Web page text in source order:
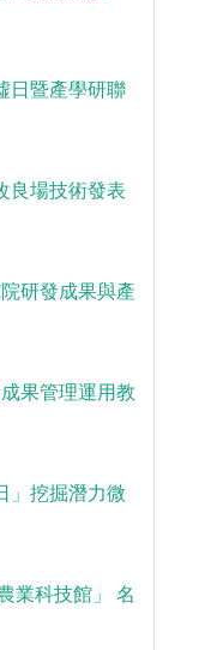
日暨產學研聯
良場技術發表
研發成果與產
果管理運用教
」挖掘潛力微
業科技館」 名